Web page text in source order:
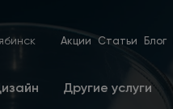
Акции Статьи Блог
Другие услуги